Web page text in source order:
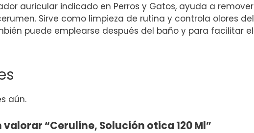
auricular indicado en Perros y Gatos, ayuda a remover
Sirve como limpieza de rutina y controla olores del
puede emplearse después del baño y para facilitar el
aún.
valorar “Ceruline, Solución otica 120 Ml”